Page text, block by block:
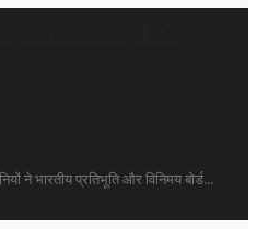
ने भारतीय प्रतिभूति और विनिमय बोर्ड...